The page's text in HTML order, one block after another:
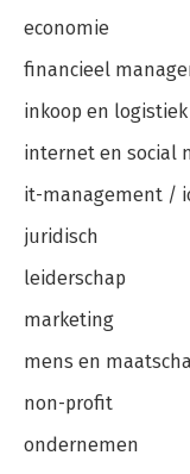
economie
financieel
inkoop en logistiek
internet en social
it-management /
juridisch
leiderschap
marketing
mens en
non-profit
ondernemen